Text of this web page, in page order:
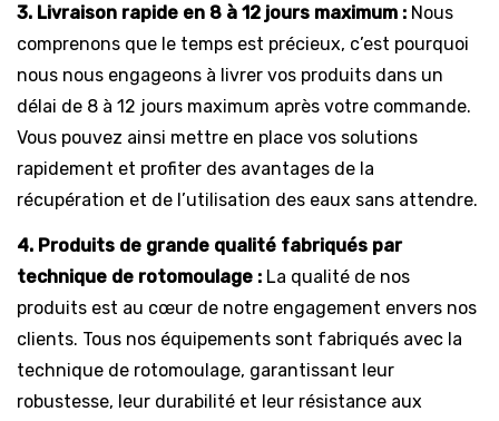
3. Livraison rapide en 8 à 12 jours maximum : Nous
comprenons que le temps est précieux, c’est pourquoi
nous nous engageons à livrer vos produits dans un
délai de 8 à 12 jours maximum après votre commande.
Vous pouvez ainsi mettre en place vos solutions
rapidement et profiter des avantages de la
récupération et de l’utilisation des eaux sans attendre.
4. Produits de grande qualité fabriqués par
technique de rotomoulage : La qualité de nos
produits est au cœur de notre engagement envers nos
clients. Tous nos équipements sont fabriqués avec la
technique de rotomoulage, garantissant leur
robustesse, leur durabilité et leur résistance aux